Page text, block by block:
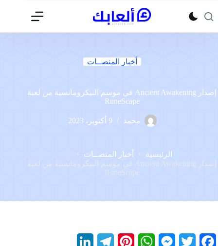
إلى
المحتوى
أخبار المنصــات
إصدار Ancient Awakening في موسم النيكرومانسية من لعبة
RuneScape
محمد 9 أكتوبر، 2023
الرئيسية
أخبار المنصــات
إصدار Ancient Awakening في موسم النيكرومانسية من لعبة
RuneScape
M
W